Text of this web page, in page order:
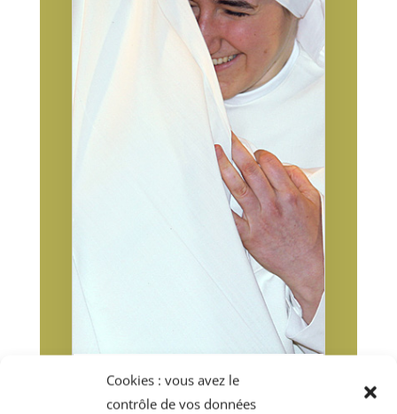
Cookies : vous avez le
contrôle de vos données
VIE FRATERNELLE